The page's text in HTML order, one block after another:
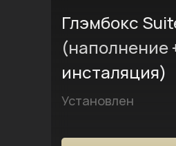
Глэмбокс
(наполнение
инсталяция)
Установлен